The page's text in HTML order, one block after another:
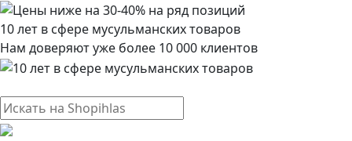
10 лет в сфере мусульманских товаров
Нам доверяют уже более 10 000 клиентов